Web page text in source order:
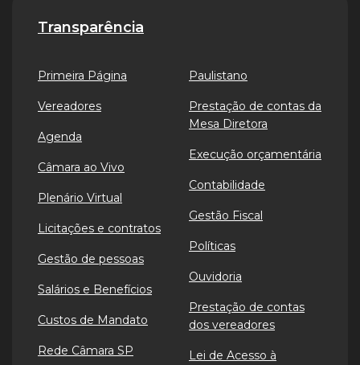
Transparência
Primeira Página
Vereadores
Agenda
Câmara ao Vivo
Plenário Virtual
Licitações e contratos
Gestão de pessoas
Salários e Benefícios
Custos de Mandato
Rede Câmara SP
Paulistano
Prestação de contas da
Mesa Diretora
Execução orçamentária
Contabilidade
Gestão Fiscal
Políticas
Ouvidoria
Prestação de contas
dos vereadores
Lei de Acesso à